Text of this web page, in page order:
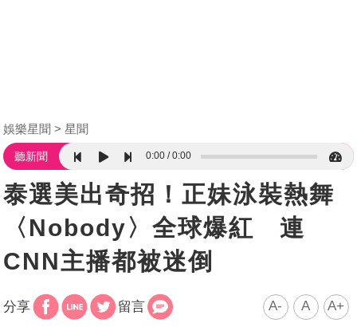
娛樂星聞 星聞
聽新聞 0:00 0:00
泰選美出奇招！正妹泳裝熱舞
〈Nobody〉全球爆紅 連
CNN主播都被迷倒
分享 留言 A- A A+